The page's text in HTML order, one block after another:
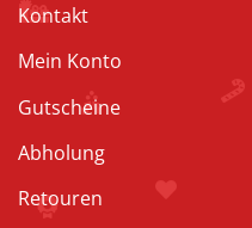
Kontakt
Mein Konto
Gutscheine
Abholung
Retouren